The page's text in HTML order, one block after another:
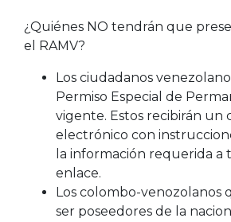
¿Quiénes NO tendrán que
el RAMV?
Los ciudadanos
Permiso Especial de
vigente. Estos recibirán un
electrónico con
la información requerida a
enlace.
Los colombo-venozolanos
ser poseedores de la